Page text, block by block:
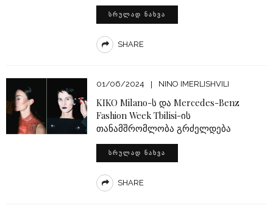
ᲡᲠᲣᲚᲐᲓ ᲜᲐᲮᲕᲐ
SHARE
01/06/2024 NINO IMERLISHVILI
KIKO Milano-ს და Mercedes-Benz
Fashion Week Tbilisi-ის
თანამშრომლობა გრძელდება
ᲡᲠᲣᲚᲐᲓ ᲜᲐᲮᲕᲐ
SHARE